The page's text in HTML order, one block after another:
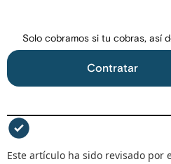
Solo cobramos si tu cobras, así
Contratar
Este artículo ha sido revisado por